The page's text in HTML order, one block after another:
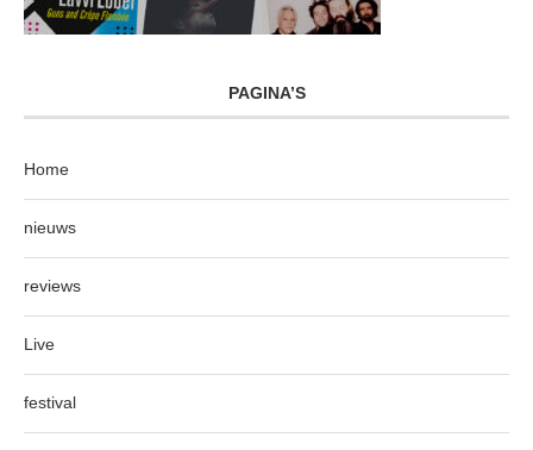
PAGINA’S
Home
nieuws
reviews
Live
festival